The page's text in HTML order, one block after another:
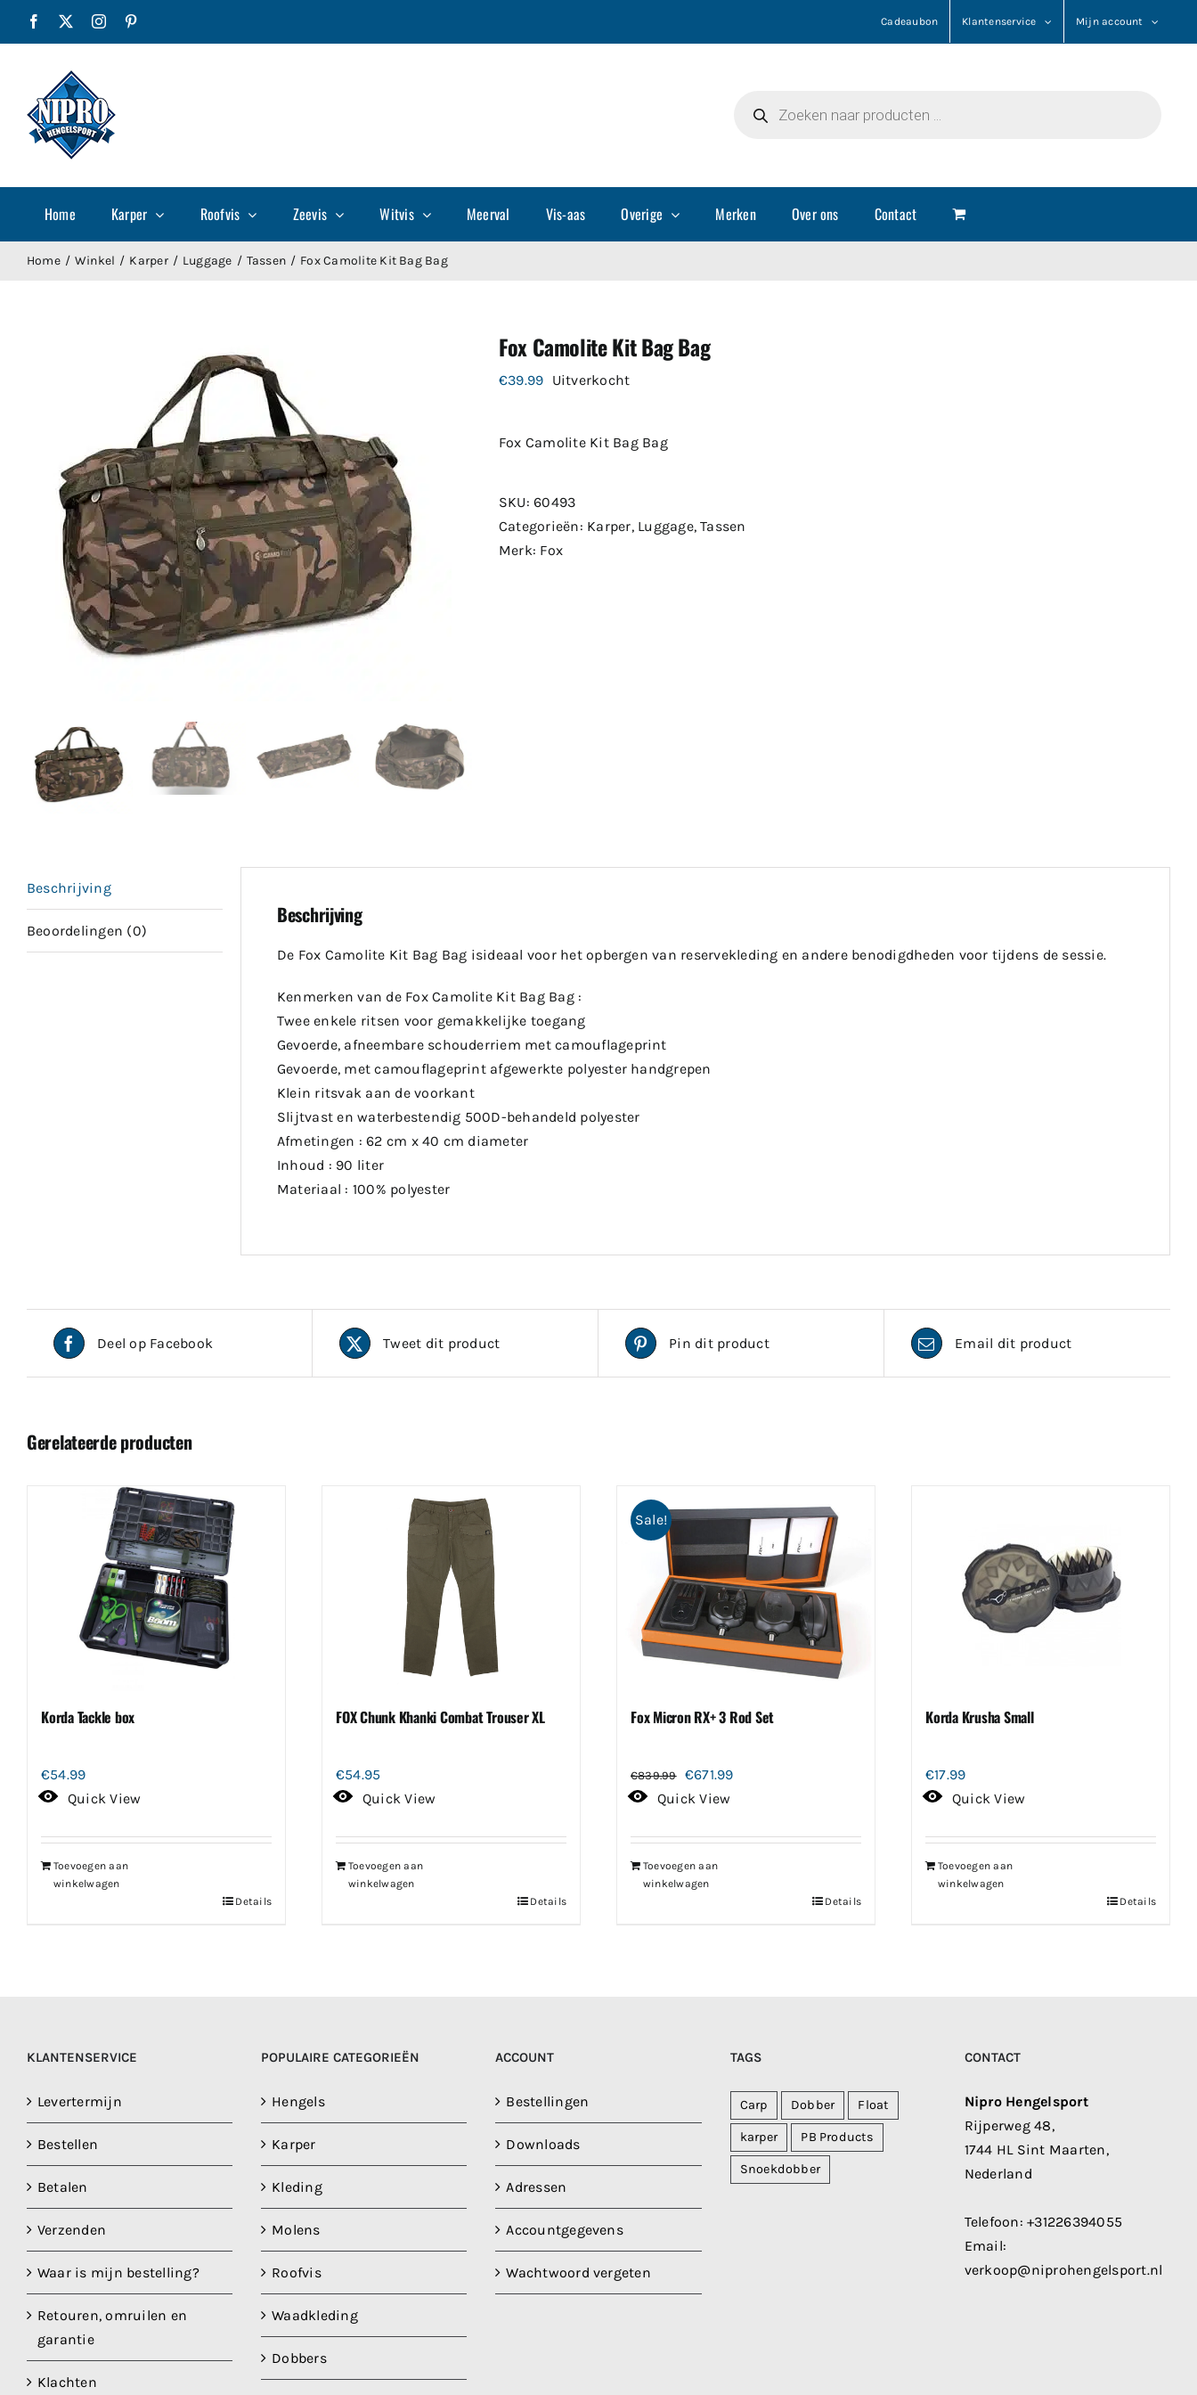
Facebook Instagram Cadeaubon Klantenservice Mijn account
zoeken
Home Karper Roofvis Zeevis Witvis Meerval Vis-aas Overige Merken Over ons Contact
Home Winkel Karper Luggage Tassen Fox Camolite Kit Bag Bag
Fox Camolite Kit Bag Bag
€39.99 Uitverkocht
Fox Camolite Kit Bag Bag
SKU:60493
Categorieën: Karper, Luggage,Tassen
Merk: Fox
Beschrijving
Beoordelingen (0)
Beschrijving
De Fox Camolite Kit Bag Bag isideaal voor het opbergen van reservekleding en andere benodigdheden voor tijdens de sessie.
Kenmerken van de Fox Camolite Kit Bag Bag :
Twee enkele ritsen voor gemakkelijke toegang
Gevoerde, afneembare schouderriem met camouflageprint
Gevoerde, met camouflageprint afgewerkte polyester handgrepen
Klein ritsvak aan de voorkant
Slijtvast en waterbestendig 500D-behandeld polyester
Afmetingen : 62 cm x 40 cm diameter
Inhoud : 90 liter
Materiaal : 100% polyester
Deel op Facebook Tweet dit product Pin dit product Email dit product
Gerelateerde producten
Korda Tackle box
€54.99
Quick View
Toevoegen aan
winkelwagen
Details
FOX Chunk Khanki Combat Trouser XL
€54.95
Quick View
Toevoegen aan
winkelwagen
Details
Sale!
Fox Micron RX+ 3 Rod Set
€839.99
Oorspronkelijke
prijs
€839.99.
€671.99Huidige
€671.99.
Quick View
Toevoegen aan
winkelwagen
Details
Korda Krusha Small
€17.99
Quick View
Toevoegen aan
winkelwagen
Details
KLANTENSERVICE
Levertermijn
Bestellen
Betalen
Verzenden
Waar is mijn bestelling?
Retouren, omruilen en
garantie
Klachten
POPULAIRE CATEGORIEËN
Hengels
Karper
Kleding
Molens
Roofvis
Waadkleding
Dobbers
ACCOUNT
Bestellingen
Downloads
Adressen
Accountgegevens
Wachtwoord vergeten
TAGS
Carp Dobber Float
karper PB Products
Snoekdobber
CONTACT
Nipro Hengelsport
Rijperweg 48,
1744 HL Sint Maarten,
Nederland
Telefoon:+31226394055
Email:
verkoop@niprohengelsport.nl